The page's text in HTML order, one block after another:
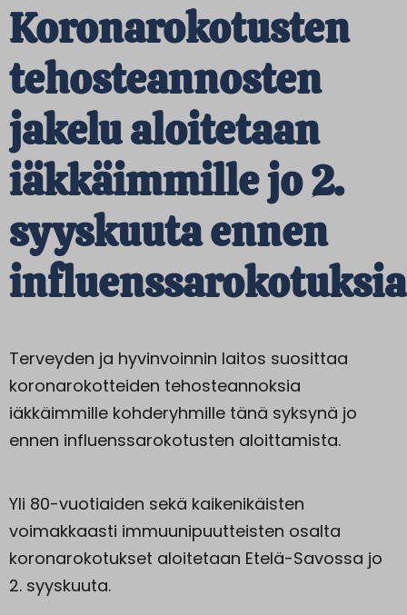
Koronarokotusten
tehosteannosten
jakelu aloitetaan
iäkkäimmille jo 2.
syyskuuta ennen
influenssarokotuksia
Terveyden ja hyvinvoinnin laitos suosittaa
koronarokotteiden tehosteannoksia
iäkkäimmille kohderyhmille tänä syksynä jo
ennen influenssarokotusten aloittamista.
Yli 80-vuotiaiden sekä kaikenikäisten
voimakkaasti immuunipuutteisten osalta
koronarokotukset aloitetaan Etelä-Savossa jo
2. syyskuuta.